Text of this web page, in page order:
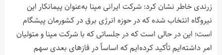
زرندی خاطر نشان کرد: شرکت ایرانی مپنا به‌عنوان پیمانکار این
نیروگاه انتخاب شده که در حوزه انرژی برق در کشورمان پیشگام
است؛ این در حالی ا‌ست که در جلساتی که با شرکت مپنا و متولیان
امر داشته‌ایم تأکید کرده‌ایم که اساساً در فازهای بعدی سهم